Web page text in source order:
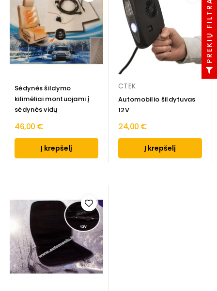
Sėdynės šildymo
kilimėliai montuojami į
sėdynės vidų
46,00 €
Į krepšelį
CTEK
Automobilio šildytuvas
12V
24,00 €
Į krepšelį
PREKIŲ FILTRAS